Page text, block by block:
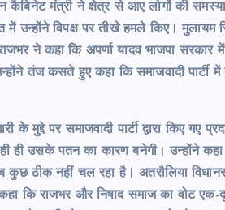
मंत्री ने क्षेत्र से आए लोगों की
में उन्होंने विपक्ष पर तीखे हमले किए।मुलायम
ने कहा कि अपर्णा यादव भाजपा सरकार
तंज कसते हुए कहा कि समाजवादी
के मुद्दे पर समाजवादी पार्टी द्वारा किए गए
ही उसके पतन का कारण बनेगी। उन्होंने
कुछ ठीक नहीं चल रहा है। अतरौलिया
कि राजभर और निषाद समाज का वोट